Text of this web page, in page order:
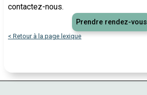
contactez-nous.
Prendre rendez-vous
< Retour à la page lexique